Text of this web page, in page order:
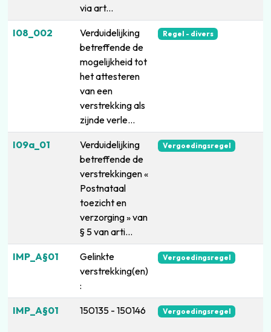
via art...
I08_002
Verduidelijking
betreffende de
mogelijkheid tot
het attesteren
van een
verstrekking als
zijnde verle...
Regel - divers
I09a_01
Verduidelijking
betreffende de
verstrekkingen «
Postnataal
toezicht en
verzorging » van
§ 5 van arti...
Vergoedingsregel
IMP_A§01
Gelinkte
verstrekking(en)
:
Vergoedingsregel
IMP_A§01 150135 - 150146 Vergoedingsregel